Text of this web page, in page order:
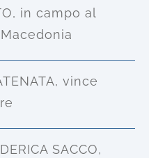
in campo al
vince
SACCO,